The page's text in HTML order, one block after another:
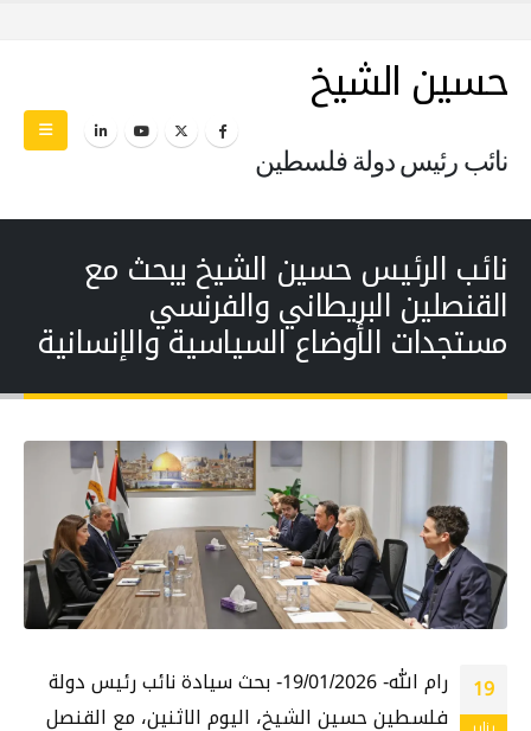
حسين الشيخ
نائب رئيس دولة فلسطين
نائب الرئيس حسين الشيخ يبحث مع
القنصلين البريطاني والفرنسي
مستجدات الأوضاع السياسية والإنسانية
19
رام الله- 19/01/2026- بحث سيادة نائب رئيس دولة
فلسطين حسين الشيخ، اليوم الاثنين، مع القنصل